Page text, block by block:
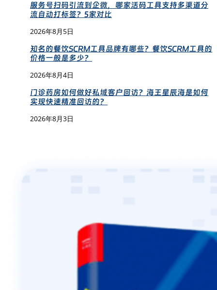
服务号扫码引流到企微，哪家活码工具支持多渠道分
流自动打标签？5家对比
2026年8月5日
知名的餐饮SCRM工具品牌有哪些？餐饮SCRM工具的
价格一般是多少？
2026年8月4日
门诊药房如何做好私域客户回访？海王星辰海是如何
实现快速精准回访的？
2026年8月3日